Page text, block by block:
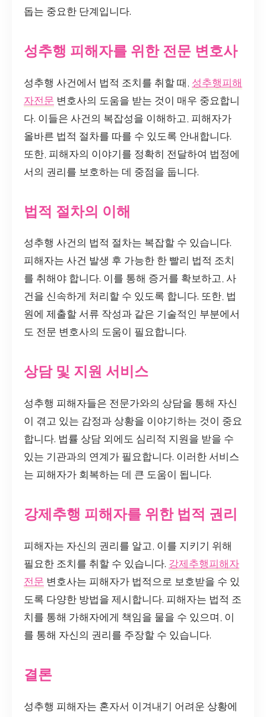
돕는 중요한 단계입니다.
성추행 피해자를 위한 전문 변호사
성추행 사건에서 법적 조치를 취할 때, 성추행피해
자전문 변호사의 도움을 받는 것이 매우 중요합니
다. 이들은 사건의 복잡성을 이해하고, 피해자가
올바른 법적 절차를 따를 수 있도록 안내합니다.
또한, 피해자의 이야기를 정확히 전달하여 법정에
서의 권리를 보호하는 데 중점을 둡니다.
법적 절차의 이해
성추행 사건의 법적 절차는 복잡할 수 있습니다.
피해자는 사건 발생 후 가능한 한 빨리 법적 조치
를 취해야 합니다. 이를 통해 증거를 확보하고, 사
건을 신속하게 처리할 수 있도록 합니다. 또한, 법
원에 제출할 서류 작성과 같은 기술적인 부분에서
도 전문 변호사의 도움이 필요합니다.
상담 및 지원 서비스
성추행 피해자들은 전문가와의 상담을 통해 자신
이 겪고 있는 감정과 상황을 이야기하는 것이 중요
합니다. 법률 상담 외에도 심리적 지원을 받을 수
있는 기관과의 연계가 필요합니다. 이러한 서비스
는 피해자가 회복하는 데 큰 도움이 됩니다.
강제추행 피해자를 위한 법적 권리
피해자는 자신의 권리를 알고, 이를 지키기 위해
필요한 조치를 취할 수 있습니다. 강제추행피해자
전문 변호사는 피해자가 법적으로 보호받을 수 있
도록 다양한 방법을 제시합니다. 피해자는 법적 조
치를 통해 가해자에게 책임을 물을 수 있으며, 이
를 통해 자신의 권리를 주장할 수 있습니다.
결론
성추행 피해자는 혼자서 이겨내기 어려운 상황에